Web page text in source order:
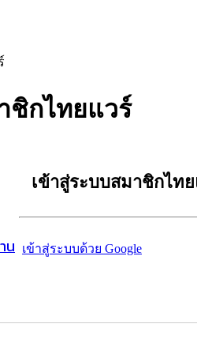
ชิกไทยแวร์
น
เข้าสู่ระบบสมาชิกไท
เข้าสู่ระบบด้วย Google